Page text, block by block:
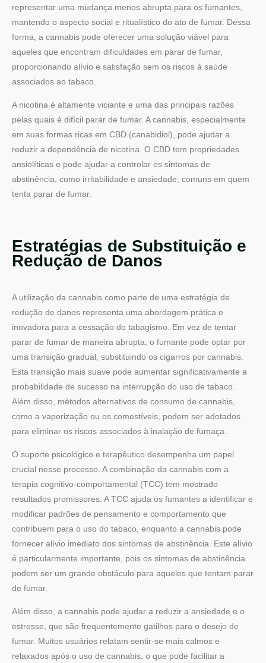
representar uma mudança menos abrupta para os fumantes,
mantendo o aspecto social e ritualístico do ato de fumar. Dessa
forma, a cannabis pode oferecer uma solução viável para
aqueles que encontram dificuldades em parar de fumar,
proporcionando alívio e satisfação sem os riscos à saúde
associados ao tabaco.
A nicotina é altamente viciante e uma das principais razões
pelas quais é difícil parar de fumar. A cannabis, especialmente
em suas formas ricas em CBD (canabidiol), pode ajudar a
reduzir a dependência de nicotina. O CBD tem propriedades
ansiolíticas e pode ajudar a controlar os sintomas de
abstinência, como irritabilidade e ansiedade, comuns em quem
tenta parar de fumar.
Estratégias de Substituição e
Redução de Danos
A utilização da cannabis como parte de uma estratégia de
redução de danos representa uma abordagem prática e
inovadora para a cessação do tabagismo. Em vez de tentar
parar de fumar de maneira abrupta, o fumante pode optar por
uma transição gradual, substituindo os cigarros por cannabis.
Esta transição mais suave pode aumentar significativamente a
probabilidade de sucesso na interrupção do uso de tabaco.
Além disso, métodos alternativos de consumo de cannabis,
como a vaporização ou os comestíveis, podem ser adotados
para eliminar os riscos associados à inalação de fumaça.
O suporte psicológico e terapêutico desempenha um papel
crucial nesse processo. A combinação da cannabis com a
terapia cognitivo-comportamental (TCC) tem mostrado
resultados promissores. A TCC ajuda os fumantes a identificar e
modificar padrões de pensamento e comportamento que
contribuem para o uso do tabaco, enquanto a cannabis pode
fornecer alívio imediato dos sintomas de abstinência. Este alívio
é particularmente importante, pois os sintomas de abstinência
podem ser um grande obstáculo para aqueles que tentam parar
de fumar.
Além disso, a cannabis pode ajudar a reduzir a ansiedade e o
estresse, que são frequentemente gatilhos para o desejo de
fumar. Muitos usuários relatam sentir-se mais calmos e
relaxados após o uso de cannabis, o que pode facilitar a